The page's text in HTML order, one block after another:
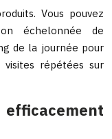
Vous pouvez
échelonnée de
de la journée pour
répétées sur